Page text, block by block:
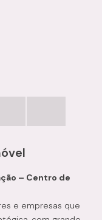
– Centro de
e empresas que